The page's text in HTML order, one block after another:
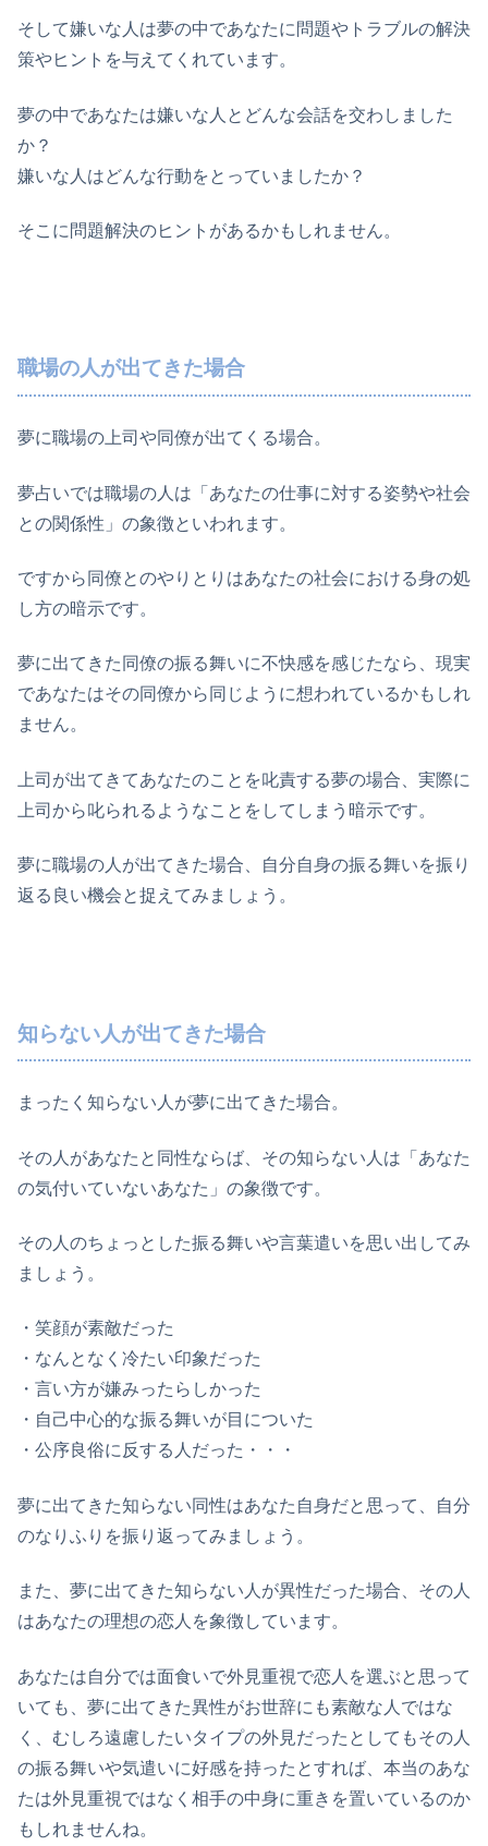
そして嫌いな人は夢の中であなたに問題やトラブルの解決
策やヒントを与えてくれています。
夢の中であなたは嫌いな人とどんな会話を交わしました
か？
嫌いな人はどんな行動をとっていましたか？
そこに問題解決のヒントがあるかもしれません。
職場の人が出てきた場合
夢に職場の上司や同僚が出てくる場合。
夢占いでは職場の人は「あなたの仕事に対する姿勢や社会
との関係性」の象徴といわれます。
ですから同僚とのやりとりはあなたの社会における身の処
し方の暗示です。
夢に出てきた同僚の振る舞いに不快感を感じたなら、現実
であなたはその同僚から同じように想われているかもしれ
ません。
上司が出てきてあなたのことを叱責する夢の場合、実際に
上司から叱られるようなことをしてしまう暗示です。
夢に職場の人が出てきた場合、自分自身の振る舞いを振り
返る良い機会と捉えてみましょう。
知らない人が出てきた場合
まったく知らない人が夢に出てきた場合。
その人があなたと同性ならば、その知らない人は「あなた
の気付いていないあなた」の象徴です。
その人のちょっとした振る舞いや言葉遣いを思い出してみ
ましょう。
・笑顔が素敵だった
・なんとなく冷たい印象だった
・言い方が嫌みったらしかった
・自己中心的な振る舞いが目についた
・公序良俗に反する人だった・・・
夢に出てきた知らない同性はあなた自身だと思って、自分
のなりふりを振り返ってみましょう。
また、夢に出てきた知らない人が異性だった場合、その人
はあなたの理想の恋人を象徴しています。
あなたは自分では面食いで外見重視で恋人を選ぶと思って
いても、夢に出てきた異性がお世辞にも素敵な人ではな
く、むしろ遠慮したいタイプの外見だったとしてもその人
の振る舞いや気遣いに好感を持ったとすれば、本当のあな
たは外見重視ではなく相手の中身に重きを置いているのか
もしれませんね。